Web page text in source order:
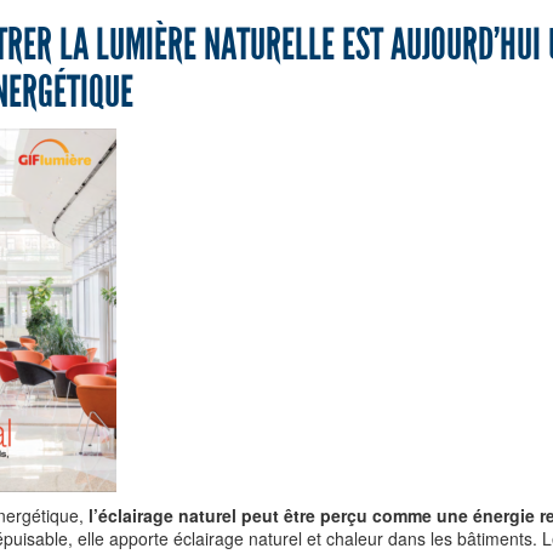
LA LUMIÈRE NATURELLE EST AUJOURD’HUI
l’éclairage naturel peut être perçu comme une énergie
elle apporte éclairage naturel et chaleur dans les bâtiments.